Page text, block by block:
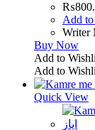
₨
Add to
Writer
Buy Now
Add to
Add to
Quick View